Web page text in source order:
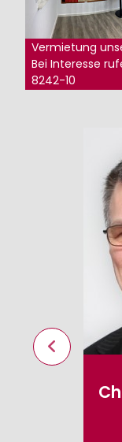
Vermietung
Bei Interesse
8242-10